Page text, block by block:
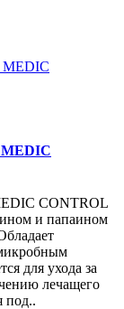
CONTROL
и папаином
для ухода за
лечащего
под..